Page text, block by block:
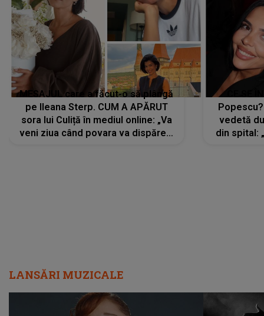
MESAJUL care a făcut-o să plângă
pe Ileana Sterp. CUM A APĂRUT
sora lui Culiță în mediul online: „Va
veni ziua când povara va dispărea,
vedetă
din spital:
LANSĂRI MUZICALE